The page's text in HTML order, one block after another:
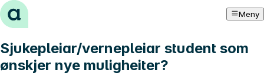
Hopp til innhold Meny
Sjukepleiar/vernepleiar student som
ønskjer nye muligheiter?